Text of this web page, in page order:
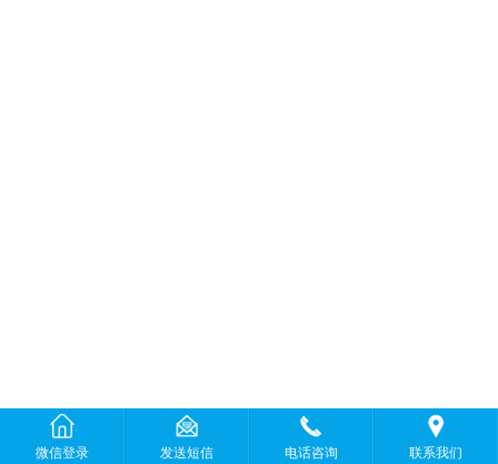
微信登录 发送短信 电话咨询 联系我们